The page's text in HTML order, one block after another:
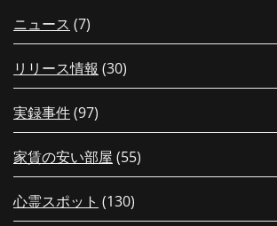
ニュース (7)
リリース情報 (30)
実録事件(97)
家賃の安い部屋 (55)
心霊スポット (130)